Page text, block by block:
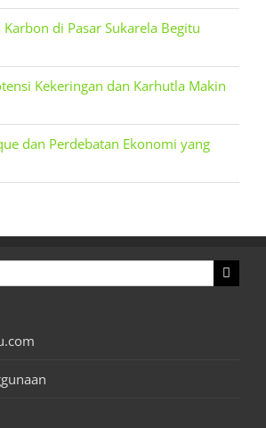
Karbon di Pasar Sukarela Begitu
Kekeringan dan Karhutla Makin
dan Perdebatan Ekonomi yang